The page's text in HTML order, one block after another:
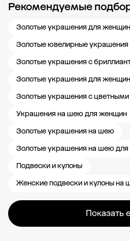
Рекомендуемые
Золотые украшения для женщин
Золотые ювелирные
Золотые украшения с
Золотые украшения для
Золотые украшения с
Украшения на шею для женщин
Золотые украшения на шею
Золотые украшения на шею
Подвески и кулоны
Женские подвески и кулоны на
Показать
Новости компании Журнал ЗОЛОТОЙ